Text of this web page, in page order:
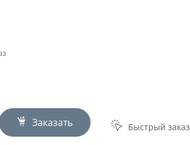
Заказать Быстрый заказ